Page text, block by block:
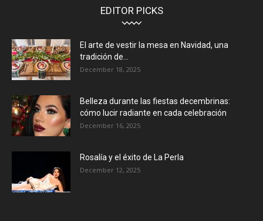
EDITOR PICKS
El arte de vestir la mesa en Navidad, una
tradición de...
December 18, 2025
Belleza durante las fiestas decembrinas:
cómo lucir radiante en cada celebración
December 16, 2025
Rosalía y el éxito de La Perla
December 12, 2025